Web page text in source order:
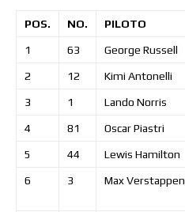
POS. NO. PILOTO
1 63 George Russell
2 12 Kimi Antonelli
3 1 Lando Norris
4 81 OscarPiastri
5 44 Lewis Hamilton
6 3 MaxVerstappen